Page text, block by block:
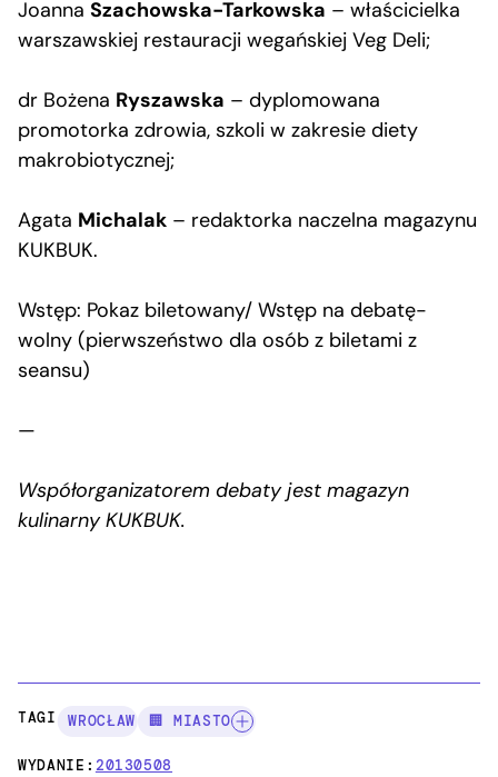
Joanna Szachowska-Tarkowska – właścicielka
warszawskiej restauracji wegańskiej Veg Deli;
dr Bożena Ryszawska – dyplomowana
promotorka zdrowia, szkoli w zakresie diety
makrobiotycznej;
Agata Michalak – redaktorka naczelna magazynu
KUKBUK.
Wstęp: Pokaz biletowany/ Wstęp na debatę-
wolny (pierwszeństwo dla osób z biletami z
seansu)
—
Współorganizatorem debaty jest magazyn
kulinarny KUKBUK.
TAGI: WROCŁAW 🏢 MIASTO
WYDANIE:20130508